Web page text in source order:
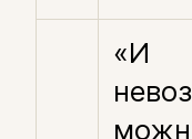
«И
невоз
можн